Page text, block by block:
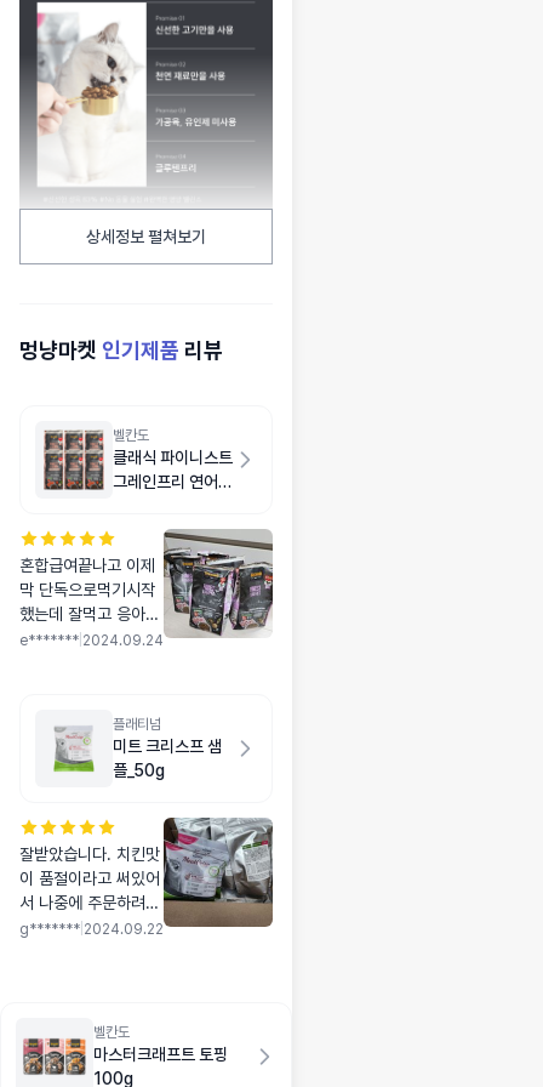
상세정보 펼쳐보기
멍냥마켓 인기제품 리뷰
벨칸도
클래식 파이니스트
그레인프리 연어
혼합급여끝나고 이제
막 단독으로먹기시작
했는데 잘먹고 응아도
예쁘게 잘싸요! 조금더
톡톡으로 성분 다알려
주셔서 믿고 급여할수
있을것같아요 효과있
습니다❤️
e******* 2024.09.24
플래티넘
미트 크리스프 샘
플_50g
잘받았습니다. 치킨맛
이 품절이라고 써있어
서 나중에 주문하려다
가 소분되어있는 100
다. 닭가슴살 한덩이
도 다 먹으면 토하는
입짧은 냥이라서 1.5
g******* 2024.09.22
벨칸도
마스터크래프트 토핑
100g